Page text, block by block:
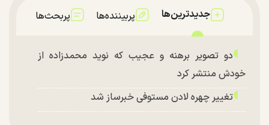
جدیدترین‌ها پربیننده‌ها پربحث‌ها
دو تصویر برهنه و عجیب که نوید محمدزاده از
خودش منتشر کرد
تغییر چهره لادن مستوفی خبرساز شد